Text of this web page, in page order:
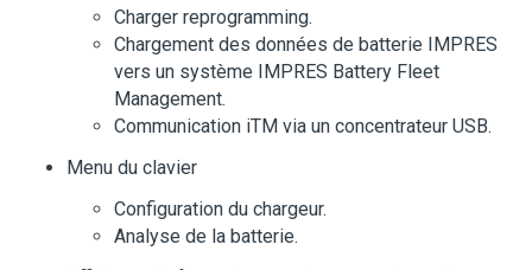
Charger reprogramming.
Chargement des données de batterie IMPRES
vers un système IMPRES Battery Fleet
Management.
Communication iTM via un concentrateur USB.
Menu du clavier
Configuration du chargeur.
Analyse de la batterie.